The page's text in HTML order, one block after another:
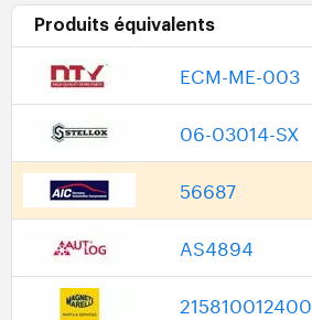
Produits équivalents
ECM-ME-003
06-03014-SX
56687
AS4894
215810012400